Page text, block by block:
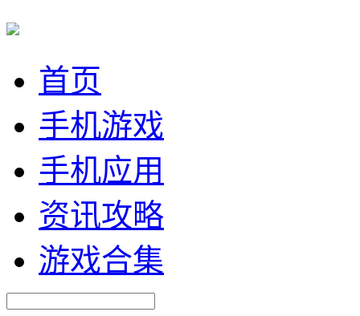
首页
手机游戏
手机应用
资讯攻略
游戏合集